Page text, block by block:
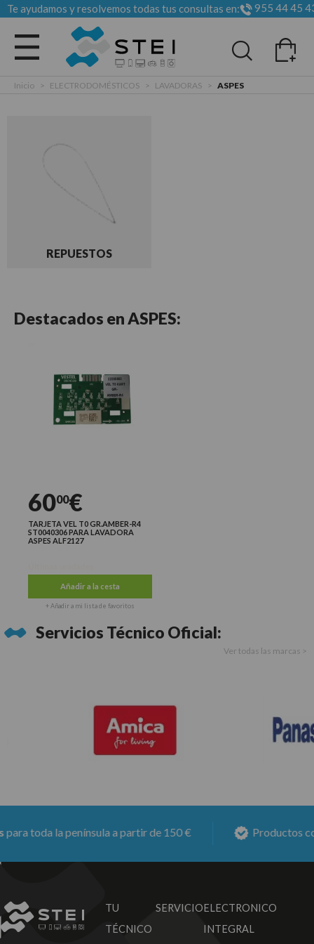
Te ayudamos y resolvemos todas tus consultas en: 955 44 45
Todas las categorias
Inicio > ELECTRODOMÉSTICOS > LAVADORAS > ASPES
REPUESTOS
Destacados enASPES:
6000€
TARJETA VEL T0 GR.AMBER-R4
ST0040306 PARA LAVADORA
ASPES ALF2127
Añadir a la cesta
+ Añadir a mi lista de favoritos
Servicios Técnico Oficial:
Ver todas las marcas >
toda la península a partir de 150 € Productos con
TU SERVICIO
TÉCNICO
ELECTRONICO
INTEGRAL